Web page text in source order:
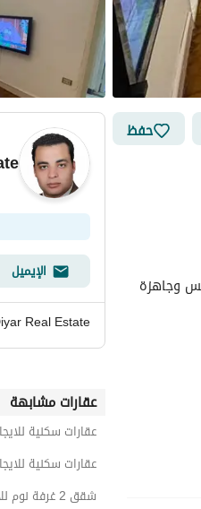
حفظ
الإيميل
Real Estate
عقارات مشابهة
عقارات سكنية
عقارات سكنية
شقق 2 غرفة نوم للايجار في القاهرة